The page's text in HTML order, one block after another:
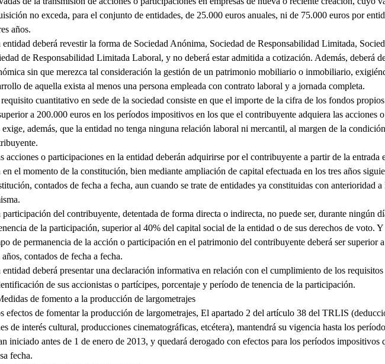
no exceda, para el conjunto de entidades, de 25.000 euros anuales, ni de 75.000 euros por
años.
entidad deberá revestir la forma de Sociedad Anónima, Sociedad de Responsabilidad Limitada,
de Responsabilidad Limitada Laboral, y no deberá estar admitida a cotización. Además, deberá
sin que merezca tal consideración la gestión de un patrimonio mobiliario o inmobiliario,
de aquella exista al menos una persona empleada con contrato laboral y a jornada completa.
cuantitativo en sede de la sociedad consiste en que el importe de la cifra de los fondos
a 200.000 euros en los períodos impositivos en los que el contribuyente adquiera las acciones
exige, además, que la entidad no tenga ninguna relación laboral ni mercantil, al margen de la
acciones o participaciones en la entidad deberán adquirirse por el contribuyente a partir de la entrada
en el momento de la constitución, bien mediante ampliación de capital efectuada en los tres años
contados de fecha a fecha, aun cuando se trate de entidades ya constituidas con anterioridad
participación del contribuyente, detentada de forma directa o indirecta, no puede ser, durante ningún
de la participación, superior al 40% del capital social de la entidad o de sus derechos de voto.
de permanencia de la acción o participación en el patrimonio del contribuyente deberá ser superior
contados de fecha a fecha.
entidad deberá presentar una declaración informativa en relación con el cumplimiento de los
de sus accionistas o partícipes, porcentaje y período de tenencia de la participación.
de fomento a la producción de largometrajes
efectos de fomentar la producción de largometrajes, El apartado 2 del artículo 38 del TRLIS
de interés cultural, producciones cinematográficas, etcétera), mantendrá su vigencia hasta los
iniciado antes de 1 de enero de 2013, y quedará derogado con efectos para los períodos impositivos
fecha.